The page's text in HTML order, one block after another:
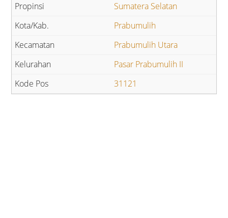
Sumatera Selatan
Prabumulih
Prabumulih Utara
Pasar Prabumulih II
31121